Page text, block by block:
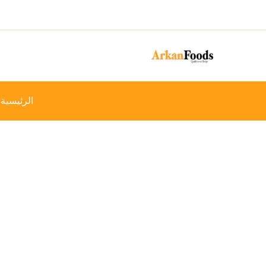
الرئيسية